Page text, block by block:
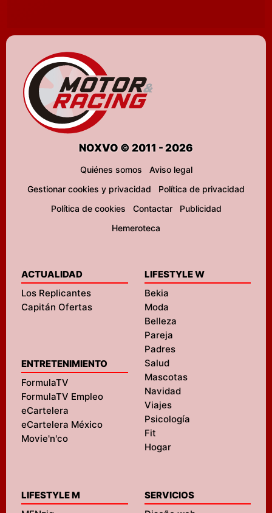
NOXVO © 2011 - 2026
Quiénes somos
Aviso legal
Gestionar cookies y privacidad
Política de privacidad
Política de cookies
Contactar
Publicidad
Hemeroteca
ACTUALIDAD
Los Replicantes
Capitán Ofertas
ENTRETENIMIENTO
FormulaTV
FormulaTV Empleo
eCartelera
eCartelera México
Movie'n'co
LIFESTYLE W
Bekia
Moda
Belleza
Pareja
Padres
Salud
Mascotas
Navidad
Viajes
Psicología
Fit
Hogar
LIFESTYLE M
SERVICIOS